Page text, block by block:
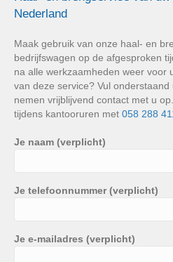
Nederland
Maak gebruik van onze haal- en
bedrijfswagen op de afgesproken
na alle werkzaamheden weer voor
van deze service? Vul
nemen vrijblijvend contact met u
tijdens kantooruren met 058 288
Je naam (verplicht)
Je telefoonnummer (verplicht)
Je e-mailadres (verplicht)